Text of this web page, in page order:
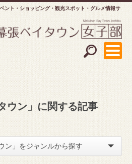
ント・ショッピング
観光スポット・グルメ情報サ
ウン」に関する記事
ン」をジャンルから探す